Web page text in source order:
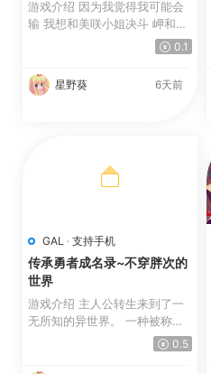
游戏介绍 因为我觉得我可能会
输 我想和美咲小姐决斗 岬和我
0.1
星野葵 6天前
GAL · 支持手机
传承勇者成名录~不穿胖次的
世界
游戏介绍 主人公转生来到了一
无所知的异世界。 一种被称为
0.5